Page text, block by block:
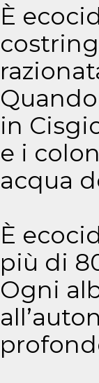
È
in
e i
acqua
È
più di
Ogni